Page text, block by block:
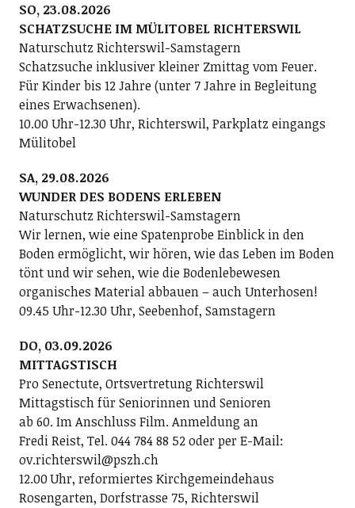
SO, 23.08.2026
SCHATZSUCHE IM MÜLITOBEL RICHTERSWIL
Naturschutz Richterswil-Samstagern
Schatzsuche inklusiver kleiner Zmittag vom Feuer.
Für Kinder bis 12 Jahre (unter 7 Jahre in Begleitung
eines Erwachsenen).
10.00 Uhr-12.30 Uhr, Richterswil, Parkplatz eingangs
Mülitobel
SA, 29.08.2026
WUNDER DES BODENS ERLEBEN
Naturschutz Richterswil-Samstagern
Wir lernen, wie eine Spatenprobe Einblick in den
Boden ermöglicht, wir hören, wie das Leben im Boden
tönt und wir sehen, wie die Bodenlebewesen
organisches Material abbauen – auch Unterhosen!
09.45 Uhr-12.30 Uhr, Seebenhof, Samstagern
DO, 03.09.2026
MITTAGSTISCH
Pro Senectute, Ortsvertretung Richterswil
Mittagstisch für Seniorinnen und Senioren
ab 60. Im Anschluss Film. Anmeldung an
Fredi Reist, Tel. 044 784 88 52 oder per E-Mail:
ov.richterswil@pszh.ch
12.00 Uhr, reformiertes Kirchgemeindehaus
Rosengarten, Dorfstrasse 75, Richterswil